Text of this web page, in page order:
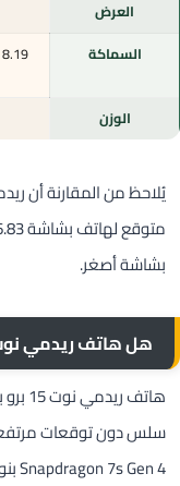
العرض
السماكة
الوزن
بشاشة أصغر.
هل هاتف ريدمي نوت 15 برو بلس مناسب
سلس دون توقعات